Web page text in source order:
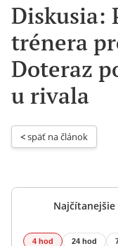
Diskusia:
trénera
Doteraz
u rivala
< späť na článok
Najčítanejšie
4 hod 24 hod